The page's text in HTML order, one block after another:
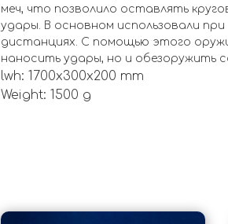
меч, что позволило оставлять
удары. В основном использовали
дистанциях. С помощью этого
наносить удары, но и обезоружить
lwh: 1700x300x200 mm
Weight: 1500 g